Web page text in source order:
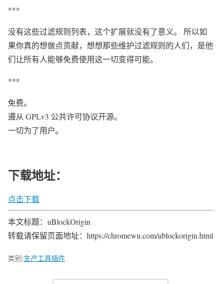
***
没有这些过滤规则列表，这个扩展就没有了意义。 所以如
果你真的想做点贡献，想想那些维护过滤规则的人们，是他
们让所有人能够免费使用这一切变得可能。
***
免费。
遵从 GPLv3 公共许可协议开源。
一切为了用户。
下载地址：
点击下载
本文标题：uBlockOrigin
转载请保留页面地址：https://chromewu.com/ublockorigin.html
类别:生产工具插件